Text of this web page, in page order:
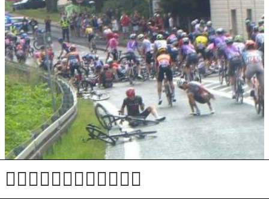
Hud padec na Dirki po Poljski: na tleh tudi Govekar
in prvi favorit Almeida #video